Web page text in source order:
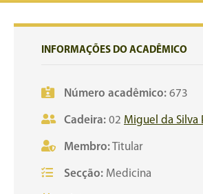
INFORMAÇÕES DO ACADÊMICO
Número acadêmico: 673
Cadeira: 02 Miguel da Silva
Membro:Titular
Secção: Medicina